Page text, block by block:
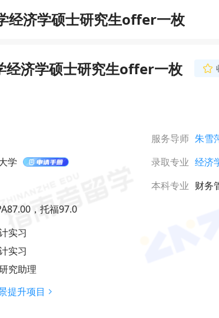
经济学硕士研究生offer一枚
经济学硕士研究生offer一枚
服务导师 朱雪
学 录取专业 经济
本科专业 财务
，托福97.0
实习
实习
究助理
提升项目